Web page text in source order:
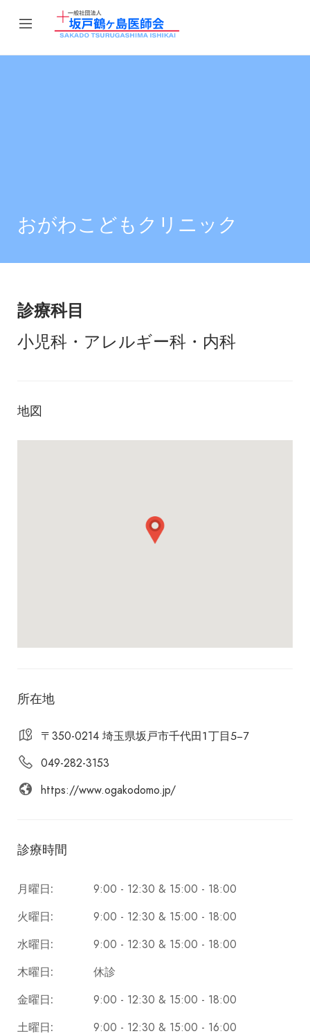
おがわこどもクリニック
診療科目
小児科・アレルギー科・内科
地図
所在地
〒350-0214 埼玉県坂戸市千代田１丁目５−７
049-282-3153
https://www.ogakodomo.jp/
診療時間
月曜日: 9:00 - 12:30 & 15:00 - 18:00
火曜日: 9:00 - 12:30 & 15:00 - 18:00
水曜日: 9:00 - 12:30 & 15:00 - 18:00
木曜日: 休診
金曜日: 9:00 - 12:30 & 15:00 - 18:00
土曜日: 9:00 - 12:30 & 15:00 - 16:00